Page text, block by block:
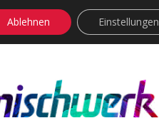
facebook
instagram
rss soundcloud
vimeoBluesky
Ablehnen Einstellungen